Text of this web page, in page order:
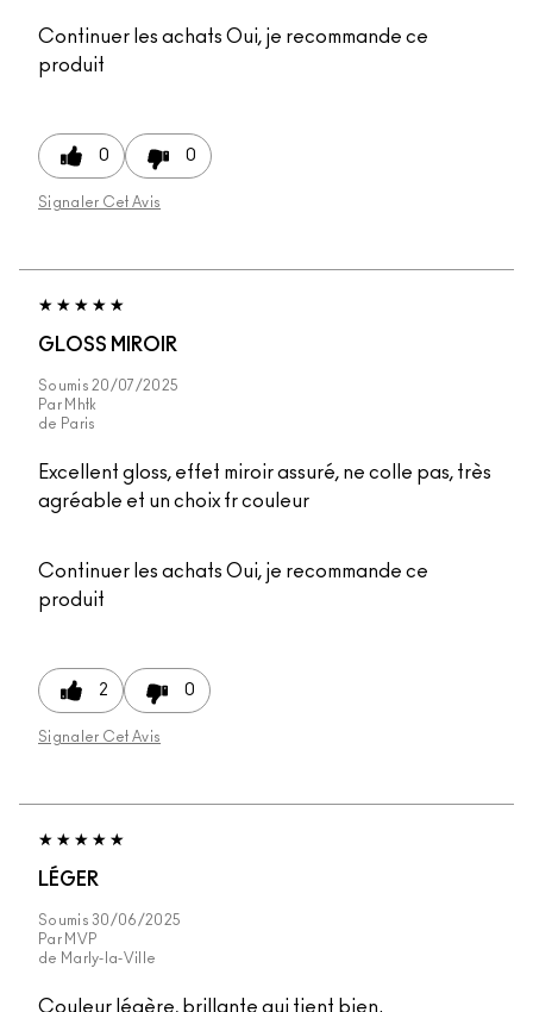
Continuer les achats Oui, je recommande ce
produit
0 0
Signaler Cet Avis
GLOSS MIROIR
Soumis 20/07/2025
Par Mhtk
de Paris
Excellent gloss, effet miroir assuré, ne colle pas, très
agréable et un choix fr couleur
Continuer les achats Oui, je recommande ce
produit
2 0
Signaler Cet Avis
LÉGER
Soumis30/06/2025
Par MVP
de Marly-la-Ville
Couleur légère, brillante qui tient bien.